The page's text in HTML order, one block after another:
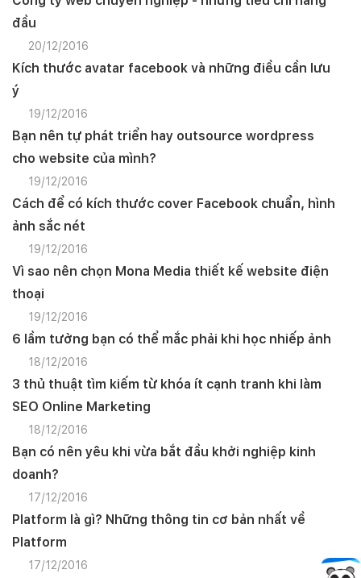
đầu
20/12/2016
Kích thước avatar facebook và những điều cần lưu
ý
19/12/2016
Bạn nên tự phát triển hay outsource wordpress
cho website của mình?
19/12/2016
Cách để có kích thước cover Facebook chuẩn, hình
ảnh sắc nét
19/12/2016
Vì sao nên chọn Mona Media thiết kế website điện
thoại
19/12/2016
6 lầm tưởng bạn có thể mắc phải khi học nhiếp ảnh
18/12/2016
3 thủ thuật tìm kiếm từ khóa ít cạnh tranh khi làm
SEO Online Marketing
18/12/2016
Bạn có nên yêu khi vừa bắt đầu khởi nghiệp kinh
doanh?
17/12/2016
Platform là gì? Những thông tin cơ bản nhất về
Platform
17/12/2016
xin vui lòng gọi
1900 636 648